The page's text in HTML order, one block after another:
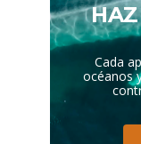
Cada
océanos